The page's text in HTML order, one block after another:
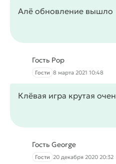
Алё обновление вышло
Гость Рор
Гости 8 марта 2021 10:48
Клёвая игра крутая
Гость George
Гости 20 декабря 2020 20:32